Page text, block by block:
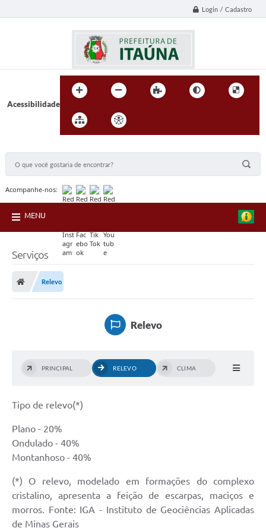
Login / Cadastro
Acessibilidade
Acompanhe-nos:
MENU
Serviços
Relevo
Relevo
PRINCIPAL RELEVO CLIMA
Tipo de relevo(*)
Plano - 20%
Ondulado - 40%
Montanhoso - 40%
(*) O relevo, modelado em formações do complexo
cristalino, apresenta a feição de escarpas, maciços e
morros. Fonte: IGA - Instituto de Geociências Aplicadas
de Minas Gerais